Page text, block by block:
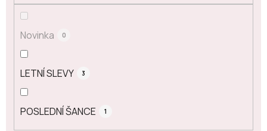
Novinka 0
LETNÍ SLEVY 3
POSLEDNÍ ŠANCE 1